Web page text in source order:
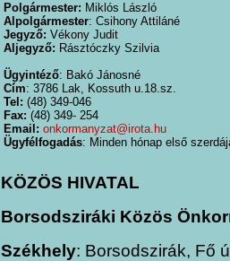
Polgármester: Miklós László
Alpolgármester: Csihony Attiláné
Jegyző: Vékony Judit
Aljegyző: Rásztóczky Szilvia
Ügyintéző: Bakó Jánosné
Cím: 3786 Lak, Kossuth u.18.sz.
Tel: (48) 349-046
Fax: (48) 349- 254
Email: onkormanyzat@irota.hu
Ügyfélfogadás: Minden hónap első
KÖZÖS HIVATAL
Borsodsziráki Közös
Székhely: Borsodszirák, Fő